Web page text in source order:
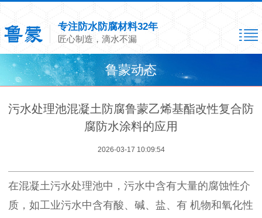
专注防水防腐材料32年
匠心制造，滴水不漏
鲁蒙动态
污水处理池混凝土防腐鲁蒙乙烯基酯改性复合防
腐防水涂料的应用
2026-03-17 10:09:54
在混凝土污水处理池中，污水中含有大量的腐蚀性介
质，如工业污水中含有酸、碱、盐、有 机物和氧化性